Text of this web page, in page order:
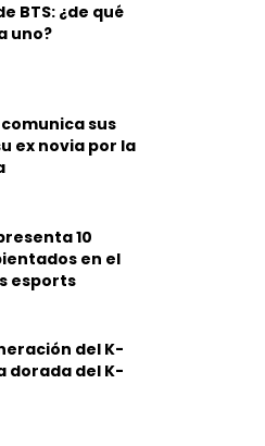
BTS: ¿de qué
uno?
comunica sus
ex novia por la
10
en el
esports
del K-
dorada del K-